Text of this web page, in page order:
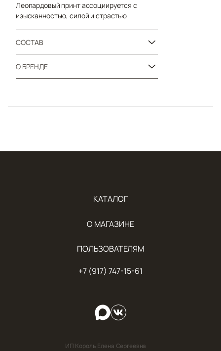
Леопардовый принт ассоциируется с
изысканностью, силой и страстью
СОСТАВ
О БРЕНДЕ
КАТАЛОГ
О МАГАЗИНЕ
ПОЛЬЗОВАТЕЛЯМ
+7 (917) 747-15-61
ИП Король Елена Сергеевна